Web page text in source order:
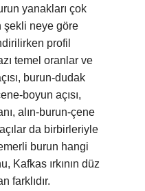
yanakları çok
şekli neye göre
profil
temel oranlar ve
burun-dudak
boyun açısı,
alın-burun-çene
da birbirleriyle
burun hangi
Kafkas ırkının düz
farklıdır.